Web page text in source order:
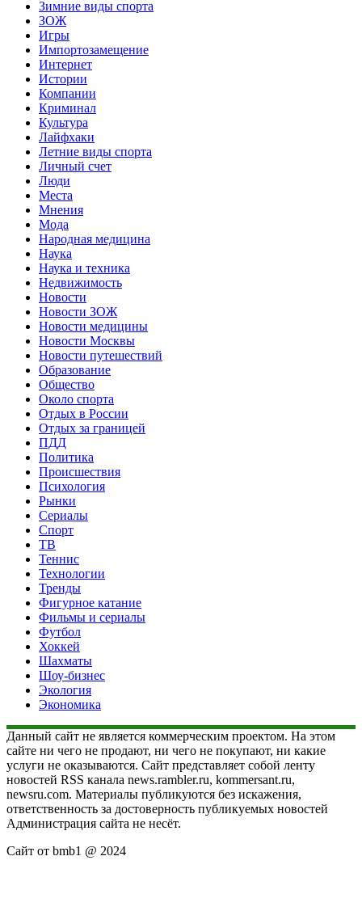
Зимние виды спорта
ЗОЖ
Игры
Импортозамещение
Интернет
Истории
Компании
Криминал
Культура
Лайфхаки
Летние виды спорта
Личный счет
Люди
Места
Мнения
Мода
Народная медицина
Наука
Наука и техника
Недвижимость
Новости
Новости ЗОЖ
Новости медицины
Новости Москвы
Новости путешествий
Образование
Общество
Около спорта
Отдых в России
Отдых за границей
ПДД
Политика
Происшествия
Психология
Рынки
Сериалы
Спорт
ТВ
Теннис
Технологии
Тренды
Фигурное катание
Фильмы и сериалы
Футбол
Хоккей
Шахматы
Шоу-бизнес
Экология
Экономика
Данный сайт не является коммерческим проектом. На этом
сайте ни чего не продают, ни чего не покупают, ни какие
услуги не оказываются. Сайт представляет собой ленту
новостей RSS канала news.rambler.ru, kommersant.ru,
newsru.com. Материалы публикуются без искажения,
ответственность за достоверность публикуемых новостей
Администрация сайта не несёт.
Сайт от bmb1 @ 2024